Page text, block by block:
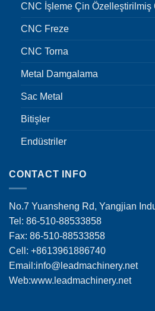
CNC İşleme Çin Özelleştirilmiş
CNC Freze
CNC Torna
Metal Damgalama
Sac Metal
Bitişler
Endüstriler
CONTACT INFO
No.7 Yuansheng Rd, Yangjian
Tel: 86-510-88533858
Fax: 86-510-88533858
Cell: +8613961886740
Email:info@leadmachinery.net
Web:www.leadmachinery.net